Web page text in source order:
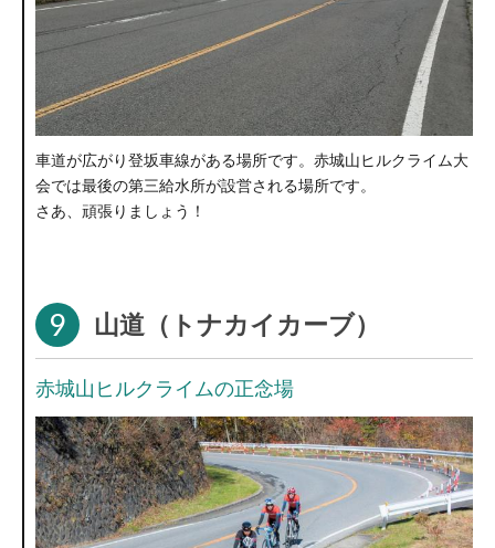
車道が広がり登坂車線がある場所です。赤城山ヒルクライム大
会では最後の第三給水所が設営される場所です。
さあ、頑張りましょう！
9 山道（トナカイカーブ）
赤城山ヒルクライムの正念場